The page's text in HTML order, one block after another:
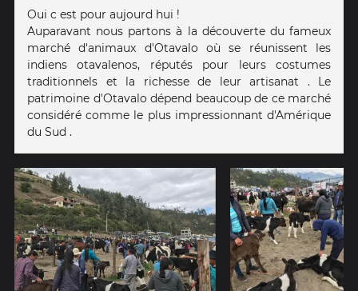
Oui c est pour aujourd hui !
Auparavant nous partons à la découverte du fameux
marché d'animaux d'Otavalo où se réunissent les
indiens otavalenos, réputés pour leurs costumes
traditionnels et la richesse de leur artisanat . Le
patrimoine d'Otavalo dépend beaucoup de ce marché
considéré comme le plus impressionnant d'Amérique
du Sud .